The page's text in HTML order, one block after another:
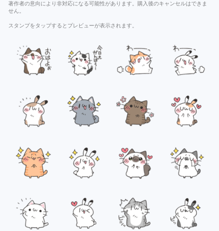
著作者の意向により非対応になる可能性があります。購入後のキャンセルはできま
せん。
スタンプをタップするとプレビューが表示されます。